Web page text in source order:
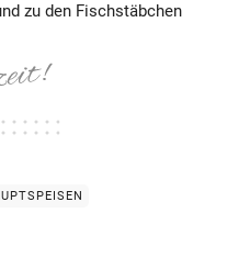
zu den Fischstäbchen